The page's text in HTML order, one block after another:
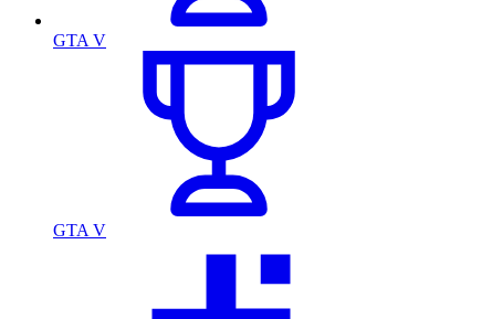
GTA V
GTA V